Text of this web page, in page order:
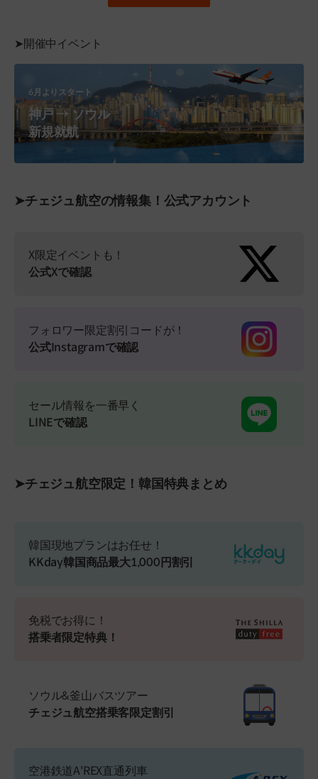
➤開催中イベント
6月よりスタート
神戸 → ソウル
新規就航
➤チェジュ航空の情報集！公式アカウント
X限定イベントも！
公式Xで確認
フォロワー限定割引コードが！
公式Instagramで確認
セール情報を一番早く
LINEで確認
➤チェジュ航空限定！韓国特典まとめ
韓国現地プランはお任せ！
KKday韓国商品最大1,000円割引
免税でお得に！
搭乗者限定特典！
ソウル&釜山バスツアー
チェジュ航空搭乗客限定割引
空港鉄道A'REX直通列車